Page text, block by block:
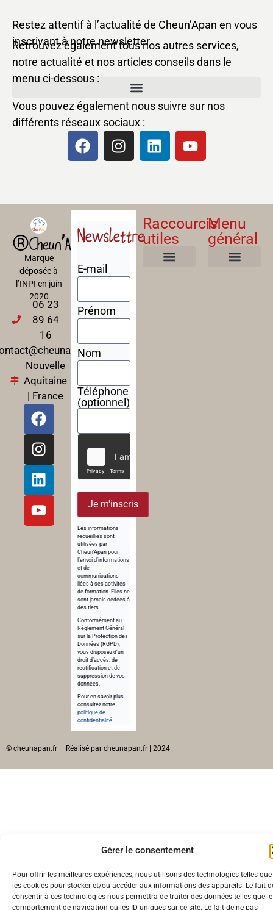
Gérer le consentement
Pour offrir les meilleures expériences, nous utilisons des technologies telles que
les cookies pour stocker et/ou accéder aux informations des appareils. Le fait
consentir à ces technologies nous permettra de traiter des données telles que le
comportement de navigation ou les ID uniques sur ce site. Le fait de ne pas
Restez attentif à l’actualité de Cheun’Apan en vous
inscrivant à notre newsletter.
Retrouvez également tous nos autres services,
notre actualité et nos articles conseils dans le
menu ci-dessous :
Vous pouvez également nous suivre sur nos
différents réseaux sociaux :
®Cheun’Apan
Marque
déposée à
l’INPI en juin
2020
06 23
89 64
16
Nouvelle
Aquitaine
| France
Newslettre
E-mail
Prénom
Nom
Téléphone
(optionnel)
Je m'inscris
Les informations
recueillies sont
utilisées par
Cheun’Apan pour
l’envoi d’informations
et de
communications
liées à ses activités
de formation. Elles ne
sont jamais cédées à
des tiers.
Conformément au
Règlement Général
sur la Protection des
Données (RGPD),
vous disposez d’un
droit d’accès, de
rectification et de
suppression de vos
données.
Pour en savoir plus,
consultez notre
politique de
confidentialité .
Raccourcis
utiles
Menu
général
© cheunapan.fr – Réalisé par cheunapan.fr | 2024